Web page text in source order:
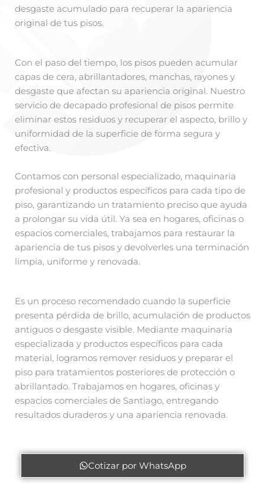
desgaste acumulado para recuperar la apariencia
original de tus pisos.
Con el paso del tiempo, los pisos pueden acumular
capas de cera, abrillantadores, manchas, rayones y
desgaste que afectan su apariencia original. Nuestro
servicio de decapado profesional de pisos permite
eliminar estos residuos y recuperar el aspecto, brillo y
uniformidad de la superficie de forma segura y
efectiva.
Contamos con personal especializado, maquinaria
profesional y productos específicos para cada tipo de
piso, garantizando un tratamiento preciso que ayuda
a prolongar su vida útil. Ya sea en hogares, oficinas o
espacios comerciales, trabajamos para restaurar la
apariencia de tus pisos y devolverles una terminación
limpia, uniforme y renovada.
Es un proceso recomendado cuando la superficie
presenta pérdida de brillo, acumulación de productos
antiguos o desgaste visible. Mediante maquinaria
especializada y productos específicos para cada
material, logramos remover residuos y preparar el
piso para tratamientos posteriores de protección o
abrillantado. Trabajamos en hogares, oficinas y
espacios comerciales de Santiago, entregando
resultados duraderos y una apariencia renovada.
Cotizar por WhatsApp